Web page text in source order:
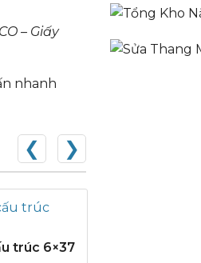
– Giấy
nhanh
❮
trúc 6×37
❯